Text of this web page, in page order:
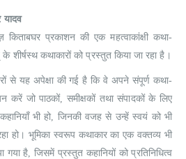
यादव
किताबघर प्रकाशन की एक महत्वाकांक्षी कथा-
शीर्षस्थ कथाकारों को प्रस्तुत किया जा रहा है।
से यह अपेक्षा की गई है कि वे अपने संपूर्ण कथा-
करें जो पाठकों, समीक्षकों तथा संपादकों के लिए
भी हो, जिनकी वजह से उन्हें स्वयं को भी
हो। भूमिका स्वरूप कथाकार का एक वक्तव्य भी
है, जिसमें प्रस्तुत कहानियों को प्रतिनिधित्व